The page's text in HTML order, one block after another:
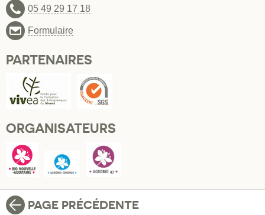
05 49 29 17 18
Formulaire
PARTENAIRES
ORGANISATEURS
PAGE PRÉCÉDENTE